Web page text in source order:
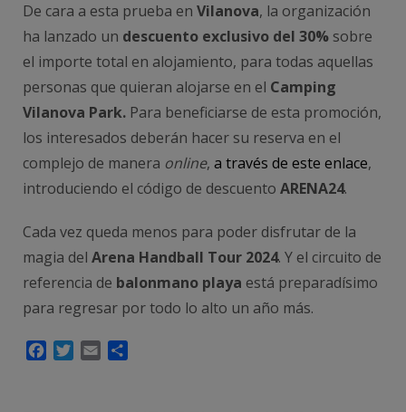
De cara a esta prueba en Vilanova, la organización
ha lanzado un descuento exclusivo del 30% sobre
el importe total en alojamiento, para todas aquellas
personas que quieran alojarse en el Camping
Vilanova Park. Para beneficiarse de esta promoción,
los interesados deberán hacer su reserva en el
complejo de manera online, a través de este enlace,
introduciendo el código de descuento ARENA24.
Cada vez queda menos para poder disfrutar de la
magia del Arena Handball Tour 2024. Y el circuito de
referencia de balonmano playa está preparadísimo
para regresar por todo lo alto un año más.
FacebookTwitter
Email